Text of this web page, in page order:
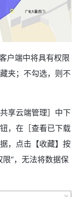
户端中将具有权限
夹；不勾选，则不
享云端管理］中下
，在［查看已下载
，点击【收藏】按
”，无法将数据保